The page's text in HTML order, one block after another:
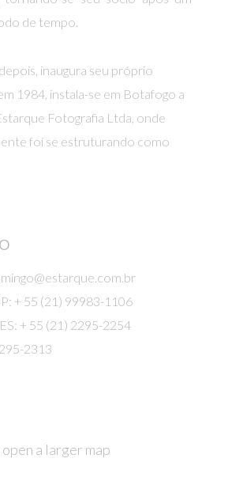
de tempo.
inaugura seu próprio
1984, instala-se em Botafogo a
Fotografia Ltda, onde
foi se estruturando como
+ 55 (21) 99983-1106
+ 55 (21) 2295-2254
2313